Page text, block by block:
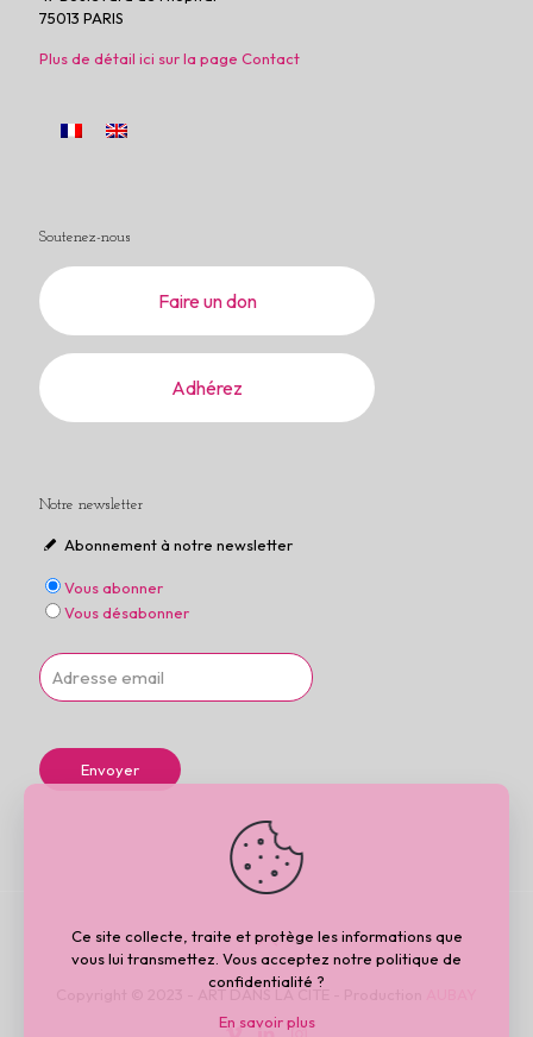
75013 PARIS
Plus de détail ici sur la page Contact
Soutenez-nous
Faire un don
Adhérez
Notre newsletter
Abonnement à notre newsletter
Vous abonner
Vous désabonner
Ce site collecte, traite et protège les informations que
vous lui transmettez. Vous acceptez notre politique de
confidentialité ?
En savoir plus